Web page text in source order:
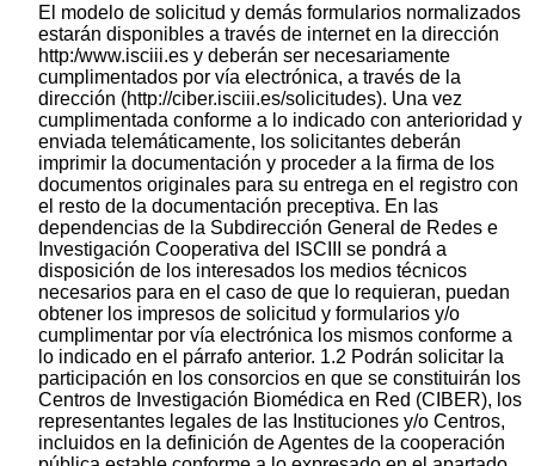
El modelo de solicitud y demás formularios normalizados
estarán disponibles a través de internet en la dirección
http:/www.isciii.es y deberán ser necesariamente
cumplimentados por vía electrónica, a través de la
dirección (http://ciber.isciii.es/solicitudes). Una vez
cumplimentada conforme a lo indicado con anterioridad y
enviada telemáticamente, los solicitantes deberán
imprimir la documentación y proceder a la firma de los
documentos originales para su entrega en el registro con
el resto de la documentación preceptiva. En las
dependencias de la Subdirección General de Redes e
Investigación Cooperativa del ISCIII se pondrá a
disposición de los interesados los medios técnicos
necesarios para en el caso de que lo requieran, puedan
obtener los impresos de solicitud y formularios y/o
cumplimentar por vía electrónica los mismos conforme a
lo indicado en el párrafo anterior. 1.2 Podrán solicitar la
participación en los consorcios en que se constituirán los
Centros de Investigación Biomédica en Red (CIBER), los
representantes legales de las Instituciones y/o Centros,
incluidos en la definición de Agentes de la cooperación